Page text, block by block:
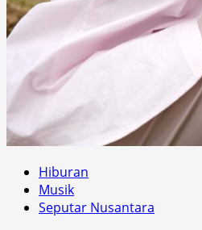
Hiburan
Musik
Seputar Nusantara